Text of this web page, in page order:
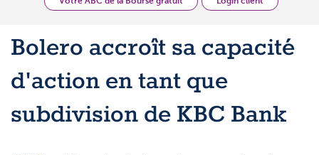
Bolero
Mobile
Produits
Bolero accroît sa capacité
d'action en tant que
subdivision de KBC Bank